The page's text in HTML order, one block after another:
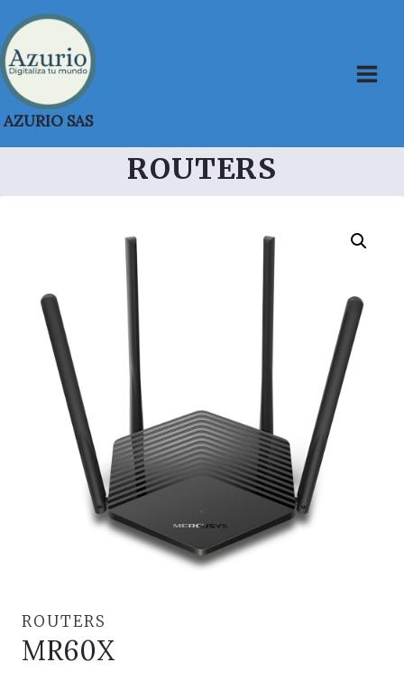
Saltar
al
contenido
AZURIO SAS
ROUTERS
ROUTERS
MR60X